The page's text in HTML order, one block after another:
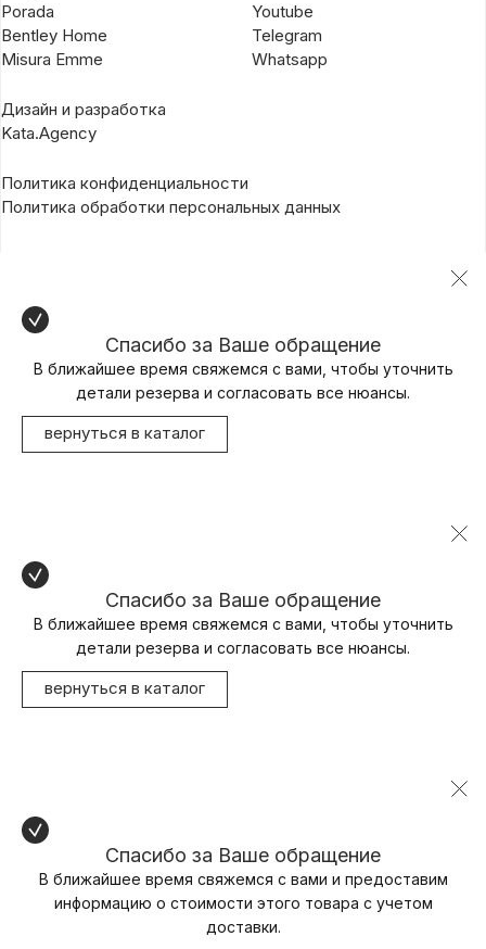
Porada
Bentley Home
Misura Emme
Youtube
Telegram
Whatsapp
Дизайн и разработка
Kata.Agency
Политика конфиденциальности
Политика обработки персональных данных
Спасибо за Ваше обращение
В ближайшее время свяжемся с вами, чтобы уточнить
детали резерва и согласовать все нюансы.
вернуться в каталог
Спасибо за Ваше обращение
В ближайшее время свяжемся с вами, чтобы уточнить
детали резерва и согласовать все нюансы.
вернуться в каталог
Спасибо за Ваше обращение
В ближайшее время свяжемся с вами и предоставим
информацию о стоимости этого товара с учетом
доставки.